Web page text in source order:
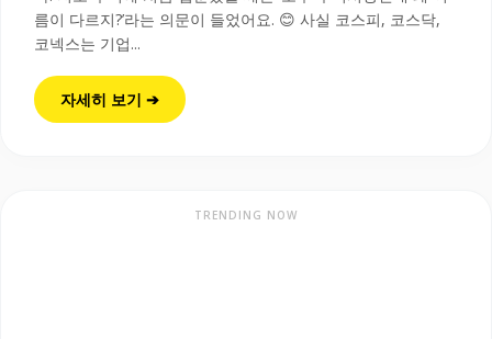
름이 다르지?’라는 의문이 들었어요. 😊 사실 코스피, 코스닥,
코넥스는 기업...
자세히 보기 ➔
TRENDING NOW